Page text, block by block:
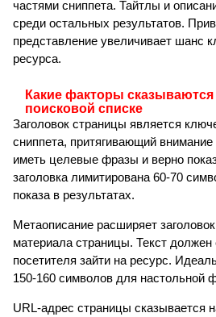
частями сниппета. Тайтлы и
среди остальных результатов.
представление увеличивает шанс
ресурса.
Какие факторы сказываются
поисковой списке
Заголовок страницы является
сниппета, притягивающий
иметь целевые фразы и верно
заголовка лимитирована 60-70
показа в результатах.
Метаописание расширяет
материала страницы. Текст должен
посетителя зайти на ресурс.
150-160 символов для настольной
URL-адрес страницы сказывается